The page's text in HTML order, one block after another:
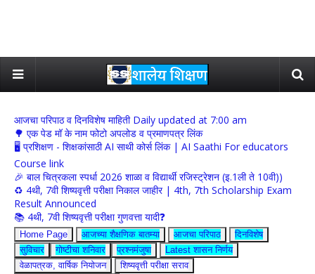
आजचा परिपाठ व दिनविशेष माहिती Daily updated at 7:00 am
🌳 एक पेड मॉ के नाम फोटो अपलोड व प्रमाणपत्र लिंक
🖥 प्रशिक्षण - शिक्षकांसाठी AI साथी कोर्स लिंक | AI Saathi For educators
Course link
🎉 बाल चित्रकला स्पर्धा 2026 शाळा व विद्यार्थी रजिस्ट्रेशन (इ.1ली ते 10वी))
♻️ 4थी, 7वी शिष्यवृत्ती परीक्षा निकाल जाहीर | 4th, 7th Scholarship Exam
Result Announced
📚 4थी, 7वी शिष्यवृत्ती परीक्षा गुणवत्ता यादी❓
Home Page आजच्या शैक्षणिक बातम्या आजचा परिपाठ
दिनविशेष
सुविचार
गोष्टीचा शनिवार प्रश्नमंजुषा
Latest शासन निर्णय
वेळापत्रक, वार्षिक नियोजन
शिष्यवृत्ती परीक्षा सराव